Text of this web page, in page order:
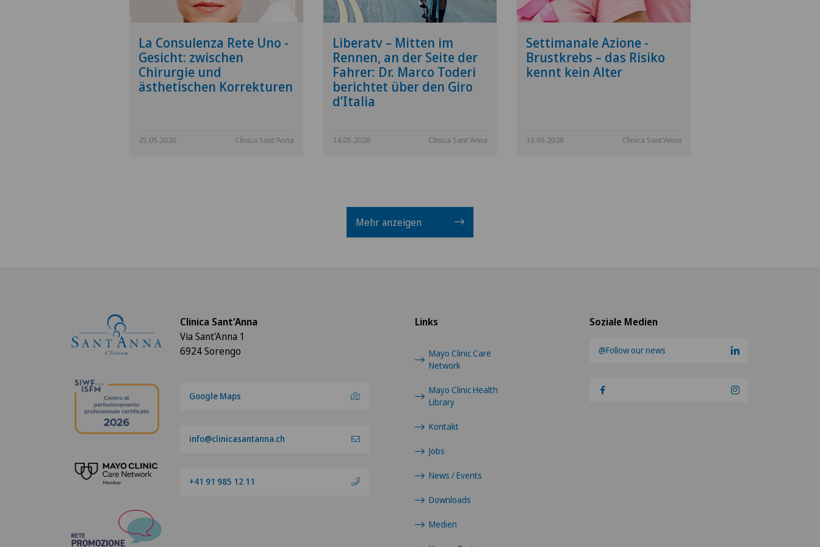
La Consulenza Rete Uno -
Gesicht: zwischen
Chirurgie und
ästhetischen Korrekturen
25.05.2026 Clinica Sant'Anna
Liberatv – Mitten im
Rennen, an der Seite der
Fahrer: Dr. Marco Toderi
berichtet über den Giro
d’Italia
14.05.2026 Clinica Sant'Anna
Settimanale Azione -
Brustkrebs – das Risiko
kennt kein Alter
13.05.2026 Clinica Sant'Anna
Mehr anzeigen
Soziale Medien
@Follow our news
Links
Mayo Clinic Care
Network
Mayo Clinic Health
Library
Kontakt
Jobs
News / Events
Downloads
Medien
Clinica Sant'Anna
Via Sant'Anna 1
6924 Sorengo
Google Maps
info@clinicasantanna.ch
+41 91 985 12 11